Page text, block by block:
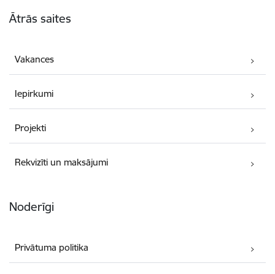
Ātrās saites
Vakances
Iepirkumi
Projekti
Rekvizīti un maksājumi
Noderīgi
Privātuma politika